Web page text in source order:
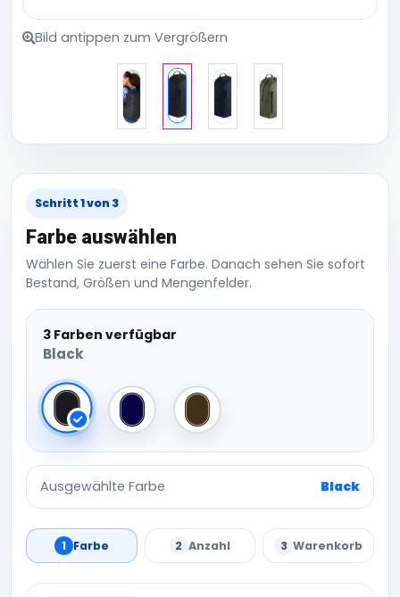
Bild antippen zum Vergrößern
Schritt 1 von 3
Farbe auswählen
Wählen Sie zuerst eine Farbe. Danach sehen Sie sofort
Bestand, Größen und Mengenfelder.
3 Farben verfügbar
Black
Black Navy Olive Green
Ausgewählte Farbe Black
1 Farbe 2 Anzahl 3 Warenkorb